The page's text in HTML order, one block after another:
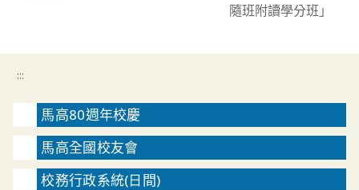
隨班附讀學分班」
:::
馬高80週年校慶
馬高全國校友會
校務行政系統(日間)